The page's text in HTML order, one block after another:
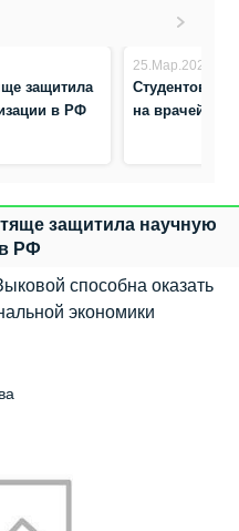
защитила
в РФ
25.Мар.2025
Студентов из
на врачей в
защитила научную
РФ
способна оказать
экономики